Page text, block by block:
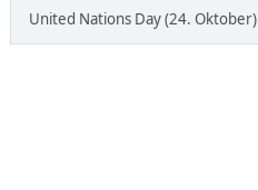
United Nations Day (24. Oktober)